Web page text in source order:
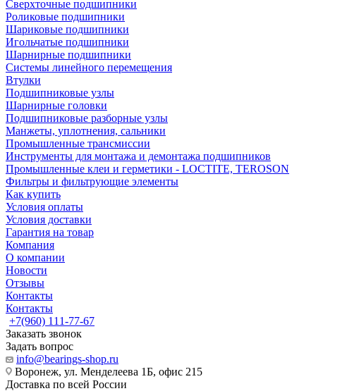
Сверхточные подшипники
Роликовые подшипники
Шариковые подшипники
Игольчатые подшипники
Шарнирные подшипники
Системы линейного перемещения
Втулки
Подшипниковые узлы
Шарнирные головки
Подшипниковые разборные узлы
Манжеты, уплотнения, сальники
Промышленные трансмиссии
Инструменты для монтажа и демонтажа подшипников
Промышленные клеи и герметики - LOCTITE, TEROSON
Фильтры и фильтрующие элементы
Как купить
Условия оплаты
Условия доставки
Гарантия на товар
Компания
О компании
Новости
Отзывы
Контакты
Контакты
+7(960) 111-77-67
Заказать звонок
Задать вопрос
info@bearings-shop.ru
Воронеж, ул. Менделеева 1Б, офис 215
Доставка по всей России